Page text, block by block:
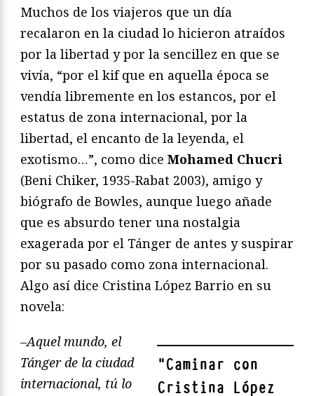
Muchos de los viajeros que un día
recalaron en la ciudad lo hicieron atraídos
por la libertad y por la sencillez en que se
vivía, “por el kif que en aquella época se
vendía libremente en los estancos, por el
estatus de zona internacional, por la
libertad, el encanto de la leyenda, el
exotismo…”, como dice Mohamed Chucri
(Beni Chiker, 1935-Rabat 2003), amigo y
biógrafo de Bowles, aunque luego añade
que es absurdo tener una nostalgia
exagerada por el Tánger de antes y suspirar
por su pasado como zona internacional.
Algo así dice Cristina López Barrio en su
novela:
"Caminar con
Cristina López
–Aquel mundo, el
Tánger de la ciudad
internacional, tú lo